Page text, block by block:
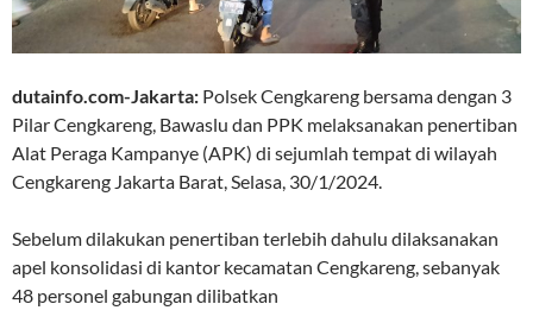
dutainfo.com-Jakarta: Polsek Cengkareng bersama dengan 3
Pilar Cengkareng, Bawaslu dan PPK melaksanakan penertiban
Alat Peraga Kampanye (APK) di sejumlah tempat di wilayah
Cengkareng Jakarta Barat, Selasa, 30/1/2024.
Sebelum dilakukan penertiban terlebih dahulu dilaksanakan
apel konsolidasi di kantor kecamatan Cengkareng, sebanyak
48 personel gabungan dilibatkan